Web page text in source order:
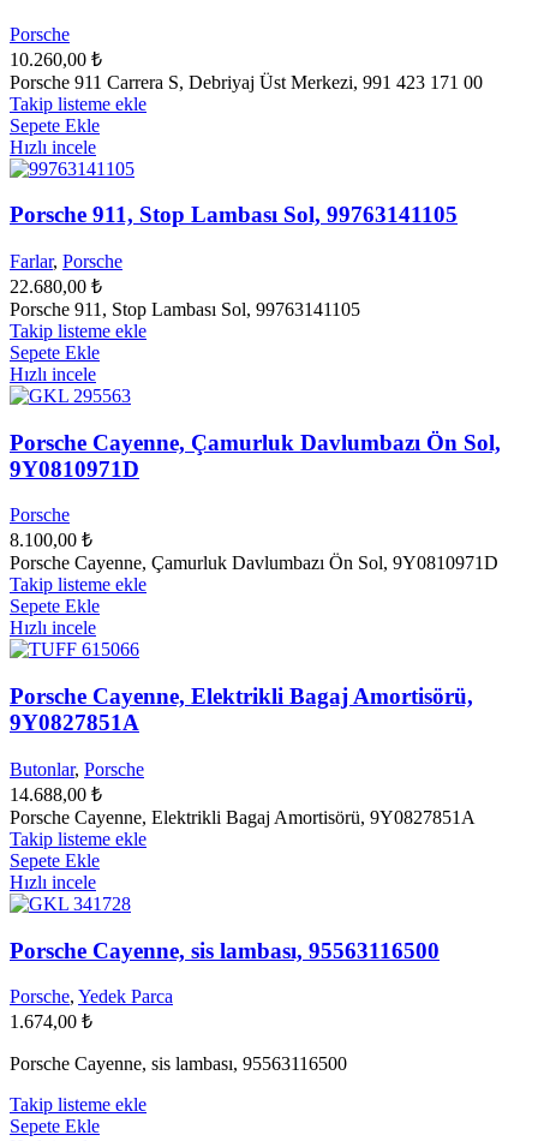
Porsche
10.260,00 ₺
Porsche 911 Carrera S, Debriyaj Üst Merkezi, 991 423 171 00
Takip listeme ekle
Sepete Ekle
Hızlı incele
Porsche 911, Stop Lambası Sol, 99763141105
Farlar, Porsche
22.680,00 ₺
Porsche 911, Stop Lambası Sol, 99763141105
Takip listeme ekle
Sepete Ekle
Hızlı incele
Porsche Cayenne, Çamurluk Davlumbazı Ön Sol,
9Y0810971D
Porsche
8.100,00 ₺
Porsche Cayenne, Çamurluk Davlumbazı Ön Sol, 9Y0810971D
Takip listeme ekle
Sepete Ekle
Hızlı incele
Porsche Cayenne, Elektrikli Bagaj Amortisörü,
9Y0827851A
Butonlar, Porsche
14.688,00 ₺
Porsche Cayenne, Elektrikli Bagaj Amortisörü, 9Y0827851A
Takip listeme ekle
Sepete Ekle
Hızlı incele
Porsche Cayenne, sis lambası, 95563116500
Porsche, Yedek Parca
1.674,00 ₺
Porsche Cayenne, sis lambası, 95563116500
Takip listeme ekle
Sepete Ekle